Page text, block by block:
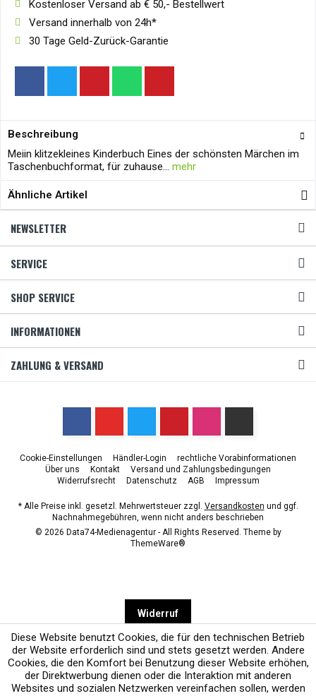
Kostenloser Versand ab € 50,- Bestellwert
Versand innerhalb von 24h*
30 Tage Geld-Zurück-Garantie
Beschreibung
Meiin klitzekleines Kinderbuch Eines der schönsten Märchen im
Taschenbuchformat, für zuhause... mehr
Ähnliche Artikel
NEWSLETTER
SERVICE
SHOP SERVICE
INFORMATIONEN
ZAHLUNG & VERSAND
Cookie-Einstellungen Händler-Login
rechtliche Vorabinformationen
Über uns
Kontakt
Versand und Zahlungsbedingungen
Widerrufsrecht
Datenschutz AGB Impressum
* Alle Preise inkl. gesetzl. Mehrwertsteuer zzgl. Versandkosten und ggf.
Nachnahmegebühren, wenn nicht anders beschrieben
© 2026 Data74-Medienagentur - All Rights Reserved. Theme by
ThemeWare®
Widerruf
Diese Website benutzt Cookies, die für den technischen Betrieb
der Website erforderlich sind und stets gesetzt werden. Andere
Cookies, die den Komfort bei Benutzung dieser Website erhöhen,
der Direktwerbung dienen oder die Interaktion mit anderen
Websites und sozialen Netzwerken vereinfachen sollen, werden